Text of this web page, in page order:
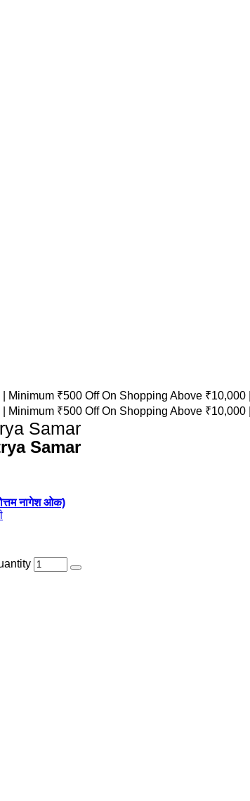
Minimum ₹500 Off On Shopping Above ₹10,000 |
Minimum ₹500 Off On Shopping Above ₹10,000 |
Samar
Samar
नागेश ओक)